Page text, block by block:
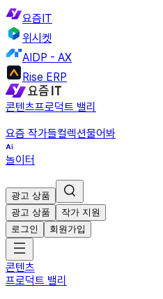
요즘IT
위시켓
AIDP - AX
Rise ERP
콘텐츠프로덕트 밸리
요즘 작가들컬렉션물어봐
놀이터
광고 상품
광고 상품
작가 지원
로그인
회원가입
콘텐츠
프로덕트 밸리